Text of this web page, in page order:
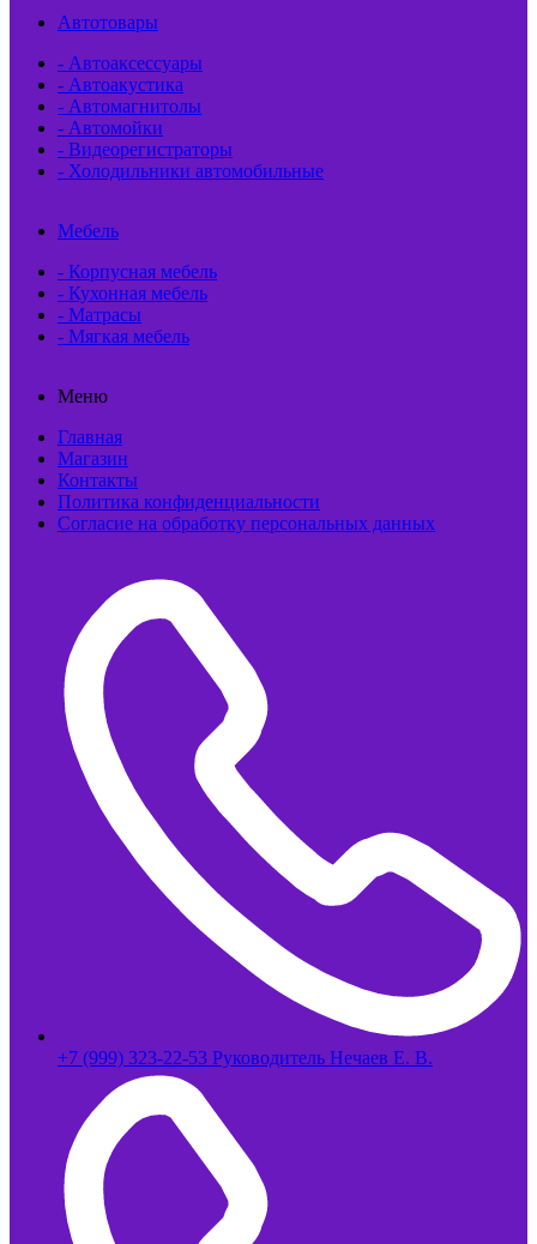
Автотовары
- Автоаксессуары
- Автоакустика
- Автомагнитолы
- Автомойки
- Видеорегистраторы
- Холодильники автомобильные
Мебель
- Корпусная мебель
- Кухонная мебель
- Матрасы
- Мягкая мебель
Меню
Главная
Магазин
Контакты
Политика конфиденциальности
Согласие на обработку персональных данных
+7 (999) 323-22-53 Руководитель Нечаев Е. В.